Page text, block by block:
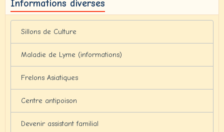
Informations diverses
Sillons de Culture
Maladie de Lyme (informations)
Frelons Asiatiques
Centre antipoison
Devenir assistant familial